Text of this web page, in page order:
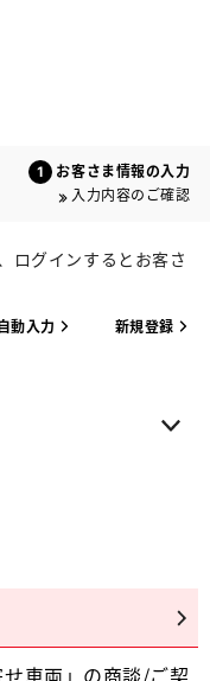
お客さま情報の入力
入力内容のご確認
ログインするとお客さ
動入力 新規登録
車両」の商談/ご契